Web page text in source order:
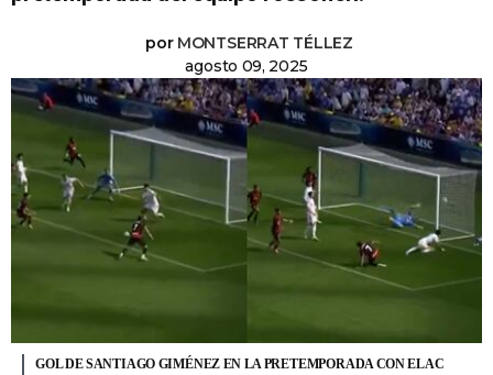
por MONTSERRAT TÉLLEZ
agosto 09, 2025
GOL DE SANTIAGO GIMÉNEZ EN LA PRETEMPORADA CON EL AC